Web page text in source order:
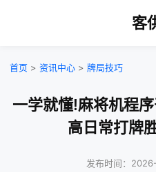
客
首页 > 资讯中心 > 牌局技巧
一学就懂!麻将机程
高日常打牌
发布时间：